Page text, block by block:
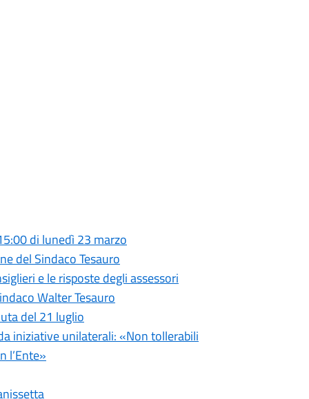
di lunedì 23 marzo
del Sindaco Tesauro
e le risposte degli assessori
Walter Tesauro
del 21 luglio
iniziative unilaterali: «Non tollerabili
l’Ente»